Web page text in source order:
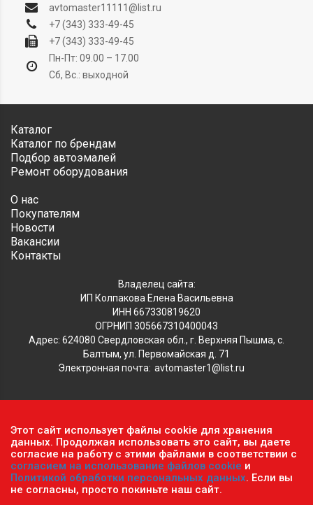
avtomaster11111@list.ru
+7 (343) 333-49-45
+7 (343) 333-49-45
Пн-Пт: 09.00 – 17.00
Сб, Вс.: выходной
Каталог
Каталог по брендам
Подбор автоэмалей
Ремонт оборудования
О нас
Покупателям
Новости
Вакансии
Контакты
Владелец сайта:
ИП Колпакова Елена Васильевна
ИНН 667330819620
ОГРНИП 305667310400043
Адрес: 624080 Свердловская обл., г. Верхняя Пышма, с.
Балтым, ул. Первомайская д. 71
Электронная почта: avtomaster1@list.ru
Обратите внимание, что данный сайт носит исключительно
информационный характер и ни при каких условиях не
является публичной офертой, определяемой положениями ч.2
ст. 437 Гражданского кодекса РФ.Политика
конфиденциальности персональных данных.
Пользовательское соглашение.
Этот сайт использует файлы cookie для хранения
данных. Продолжая использовать это сайт, вы даете
согласие на работу с этими файлами в соответствии с
согласием на использование файлов cookie и
Политикой обработки персональных данных. Если вы
не согласны, просто покиньте наш сайт.